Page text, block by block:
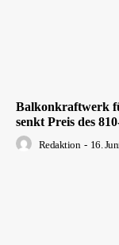
Balkonkraftwerk
senkt Preis des
Redaktion - 16.